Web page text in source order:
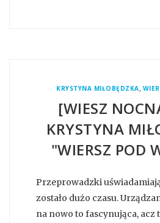
KRYSTYNA MIŁOBĘDZKA,
[WIESZ
KRYSTYNA
"WIERSZ POD
Przeprowadzki
zostało dużo czasu.
na nowo to fascynująca, acz